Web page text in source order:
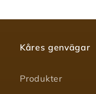
Kåres genvägar
Produkter